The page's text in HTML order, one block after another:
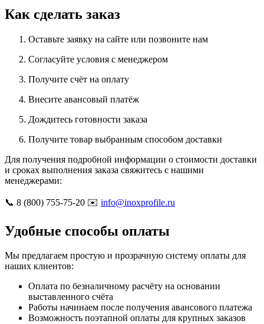
Как сделать заказ
Оставьте заявку на сайте или позвоните нам
Согласуйте условия с менеджером
Получите счёт на оплату
Внесите авансовый платёж
Дождитесь готовности заказа
Получите товар выбранным способом доставки
Для получения подробной информации о стоимости доставки
и сроках выполнения заказа свяжитесь с нашими
менеджерами:
📞 8 (800) 755-75-20 ✉️ info@inoxprofile.ru
Удобные способы оплаты
Мы предлагаем простую и прозрачную систему оплаты для
наших клиентов:
Оплата по безналичному расчёту на основании
выставленного счёта
Работы начинаем после получения авансового платежа
Возможность поэтапной оплаты для крупных заказов